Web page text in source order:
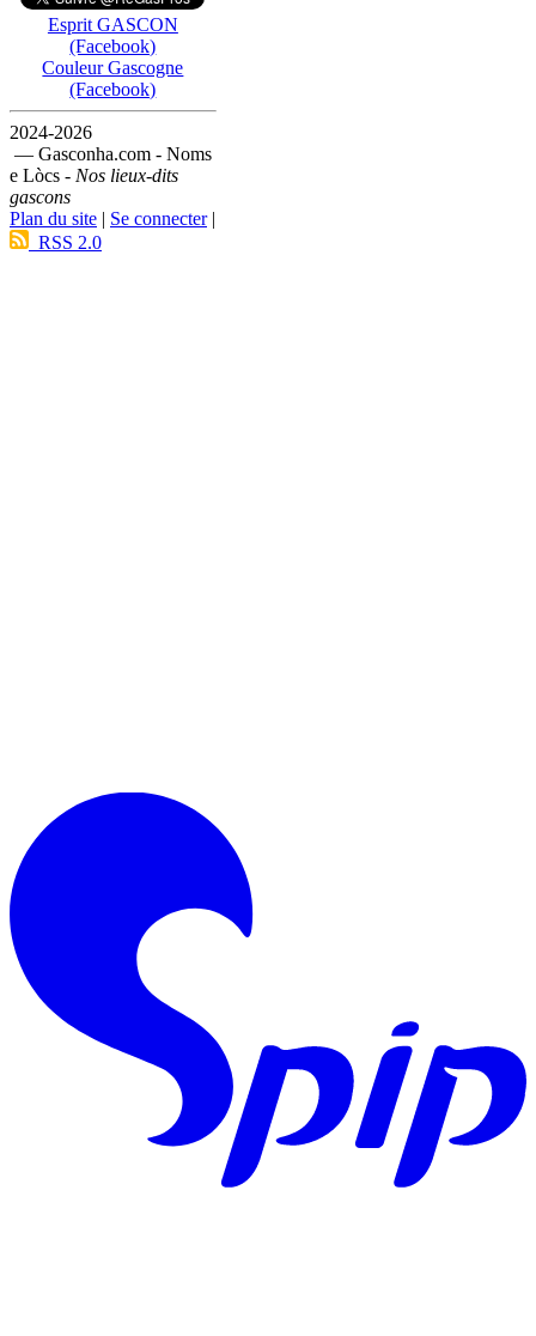
Esprit GASCON
(Facebook)
Couleur Gascogne
(Facebook)
2024-2026
— Gasconha.com - Noms
e Lòcs - Nos lieux-dits
gascons
Plan du site | Se connecter|
RSS 2.0